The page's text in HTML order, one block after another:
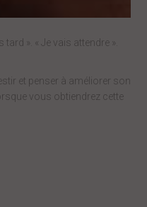
». « Je vais attendre ».
et penser à améliorer son
vous obtiendrez cette